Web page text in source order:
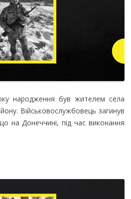
народження був жителем села
Військовослужбовець загинув
на Донеччині, під час виконання